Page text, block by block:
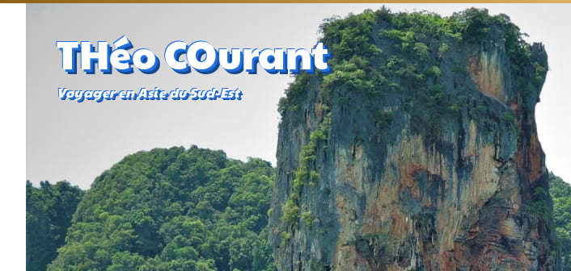
THéo COurant
Voyager en Asie du Sud-Est